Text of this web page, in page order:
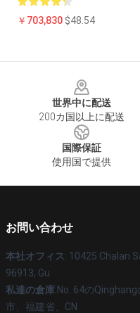
￥703,830$48.54
世界中に配送
200カ国以上に配送
国際保証
使用国で提供
お問い合わせ
本社オフィス: 10425 Chalan
96913, Gu
私達の倉庫:No. 64の
市、福建省、CN